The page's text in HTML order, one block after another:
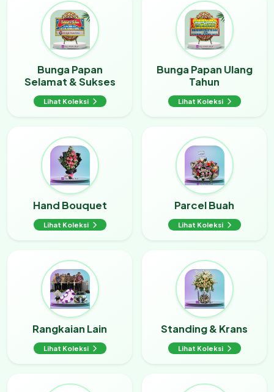
Bunga Papan
Selamat & Sukses
Lihat Koleksi
Bunga Papan Ulang
Tahun
Lihat Koleksi
Hand Bouquet
Lihat Koleksi
Parcel Buah
Lihat Koleksi
Rangkaian Lain
Lihat Koleksi
Standing & Krans
Lihat Koleksi